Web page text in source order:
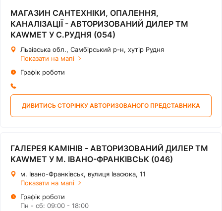
МАГАЗИН САНТЕХНІКИ, ОПАЛЕННЯ,
КАНАЛІЗАЦІЇ - АВТОРИЗОВАНИЙ ДИЛЕР ТМ
KAWMET У С.РУДНЯ (054)
Львівська обл., Самбірський р-н, хутір Рудня
Показати на мапі
Графік роботи
ДИВИТИСЬ СТОРІНКУ АВТОРИЗОВАНОГО ПРЕДСТАВНИКА
ГАЛЕРЕЯ КАМІНІВ - АВТОРИЗОВАНИЙ ДИЛЕР ТМ
KAWMET У М. ІВАНО-ФРАНКІВСЬК (046)
м. Івано-Франківськ, вулиця Івасюка, 11
Показати на мапі
Графік роботи
Пн - сб: 09:00 - 18:00